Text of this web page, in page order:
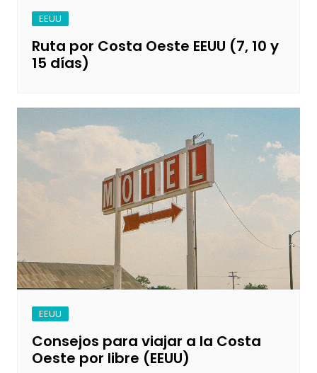
EEUU
Ruta por Costa Oeste EEUU (7, 10 y
15 días)
EEUU
Consejos para viajar a la Costa
Oeste por libre (EEUU)